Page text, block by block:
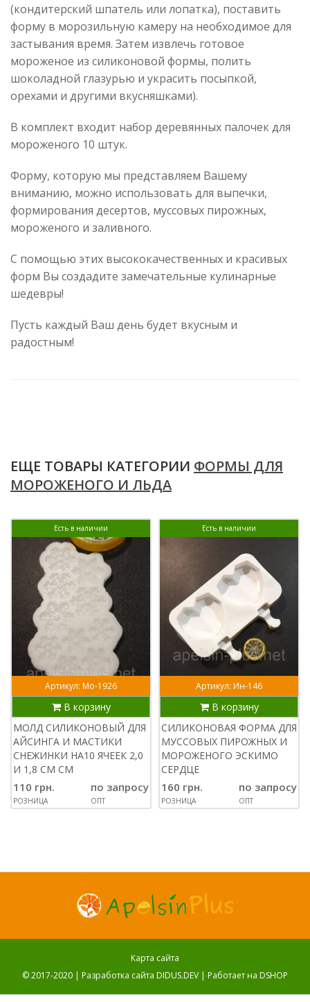
(кондитерский шпатель или лопатка), поставить
форму в морозильную камеру на необходимое для
застывания время. Затем извлечь готовое
мороженое из силиконовой формы, полить
шоколадной глазурью и украсить посыпкой,
орехами и другими вкусняшками).
В комплект входит набор деревянных палочек для
мороженого 10 штук.
Форму, которую мы представляем Вашему
вниманию, можно использовать для выпечки,
формирования десертов, муссовых пирожных,
мороженого и заливного.
С помощью этих высококачественных и красивых
форм Вы создадите замечательные кулинарные
шедевры!
Пусть каждый Ваш день будет вкусным и
радостным!
ЕЩЕ ТОВАРЫ КАТЕГОРИИ ФОРМЫ ДЛЯ
МОРОЖЕНОГО И ЛЬДА
Есть в наличии
Артикул: Мо-1926
В корзину
МОЛД СИЛИКОНОВЫЙ ДЛЯ
АЙСИНГА И МАСТИКИ
СНЕЖИНКИ НА10 ЯЧЕЕК 2,0
И 1,8 СМ СМ
110 грн.
РОЗНИЦА
по запросу
ОПТ
Есть в наличии
Артикул: Ин-146
В корзину
СИЛИКОНОВАЯ ФОРМА ДЛЯ
МУССОВЫХ ПИРОЖНЫХ И
МОРОЖЕНОГО ЭСКИМО
СЕРДЦЕ
160 грн.
РОЗНИЦА
по запросу
ОПТ
Карта сайта
© 2017-2020 | Разработка сайта DIDUS.DEV | Работает на DSHOP